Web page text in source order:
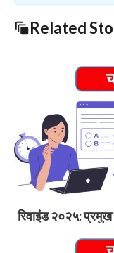
Related
रिवाइंड २०२५: प्रमुख